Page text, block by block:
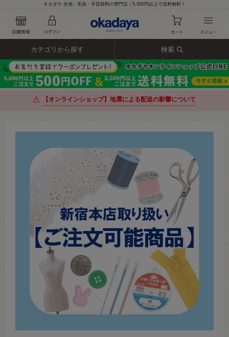
オカダヤ 生地・毛糸・手芸材料の専門店｜5,500円以上で送料無料！
カテゴリから探す 検索
【オンラインショップ】地震による配送の影響について